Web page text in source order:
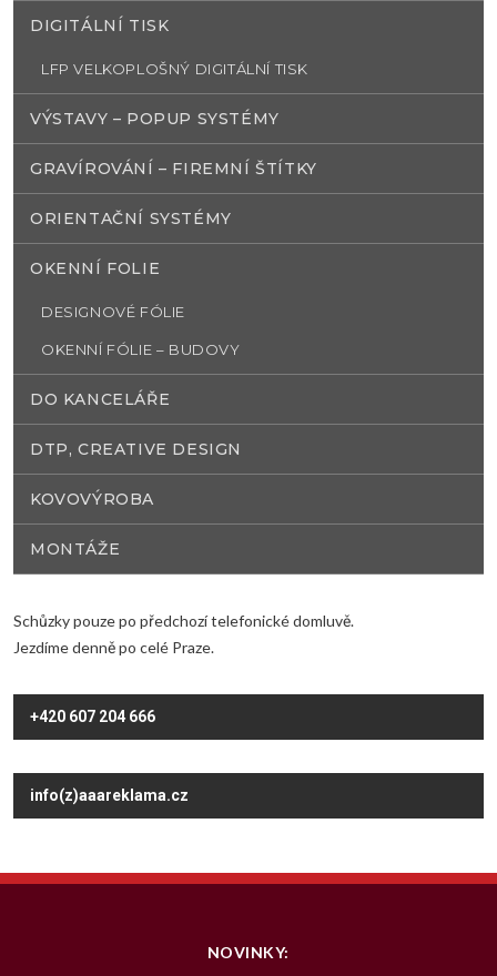
DIGITÁLNÍ TISK
LFP VELKOPLOŠNÝ DIGITÁLNÍ TISK
VÝSTAVY – POPUP SYSTÉMY
GRAVÍROVÁNÍ – FIREMNÍ ŠTÍTKY
ORIENTAČNÍ SYSTÉMY
OKENNÍ FOLIE
DESIGNOVÉ FÓLIE
OKENNÍ FÓLIE – BUDOVY
DO KANCELÁŘE
DTP, CREATIVE DESIGN
KOVOVÝROBA
MONTÁŽE
Schůzky pouze po předchozí telefonické domluvě.
Jezdíme denně po celé Praze.
+420 607 204 666
info(z)aaareklama.cz
NOVINKY: